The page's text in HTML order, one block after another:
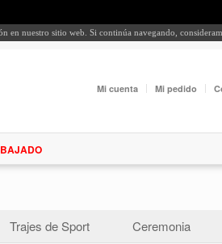
nuestro sitio web. Si continúa navegando,
Mi cuenta Mi pedido
Trajes de Sport Ceremonia